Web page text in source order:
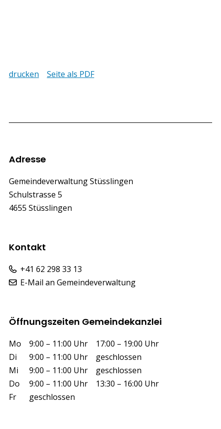
drucken Seite als PDF
Footer
Adresse
Gemeindeverwaltung Stüsslingen
Schulstrasse 5
4655 Stüsslingen
Kontakt
+41 62 298 33 13
E-Mail an Gemeindeverwaltung
Öffnungszeiten Gemeindekanzlei
Wochentag Vormittag Nachmittag
Mo 9:00 – 11:00 Uhr
17:00 – 19:00 Uhr
Di
9:00 – 11:00 Uhr
geschlossen
Mi
9:00 – 11:00 Uhr
geschlossen
Do
9:00 – 11:00 Uhr
13:30 – 16:00 Uhr
Fr
geschlossen